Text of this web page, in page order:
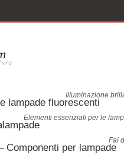
lampade fluorescenti
Illuminazione
Elementi essenziali per le
Componenti per lampade
Fai